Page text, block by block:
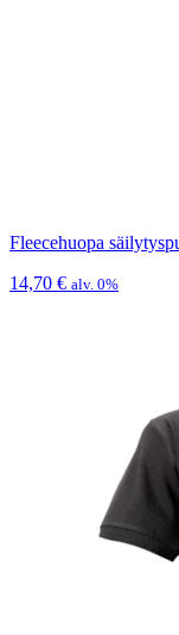
Fleecehuopa
14,70 € alv. 0%